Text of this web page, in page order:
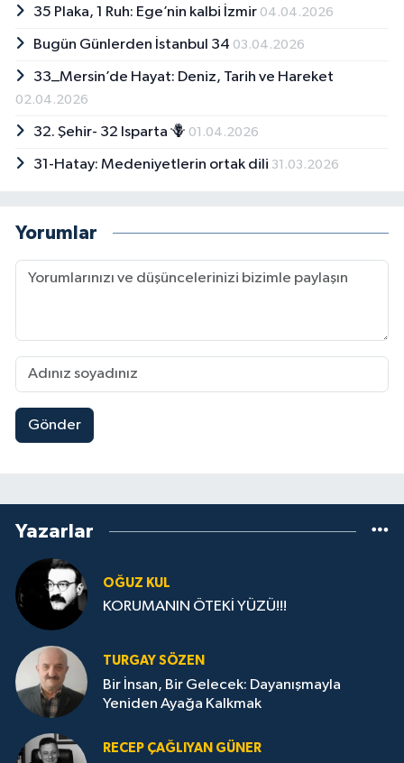
35 Plaka, 1 Ruh: Ege’nin kalbi İzmir 04.04.2026
Bugün Günlerden İstanbul 34 03.04.2026
33_Mersin’de Hayat: Deniz, Tarih ve Hareket
02.04.2026
32. Şehir- 32 Isparta 🪻 01.04.2026
31-Hatay: Medeniyetlerin ortak dili 31.03.2026
Yorumlar
Gönder
Yazarlar
OĞUZ KUL
KORUMANIN ÖTEKİ YÜZÜ!!!
TURGAY SÖZEN
Bir İnsan, Bir Gelecek: Dayanışmayla
Yeniden Ayağa Kalkmak
RECEP ÇAĞLIYAN GÜNER